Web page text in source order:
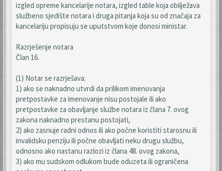
izgled opreme kancelarije notara, izgled table koja obilježava
službeno sjedište notara i druga pitanja koja su od značaja za
kancelariju propisuju se uputstvom koje donosi ministar.
Razrješenje notara
Član 16.
(1) Notar se razrješava:
1) ako se naknadno utvrdi da prilikom imenovanja
pretpostavke za imenovanje nisu postojale ili ako
pretpostavke za obavljanje službe notara iz člana 7. ovog
zakona naknadno prestanu postojati,
2) ako zasnuje radni odnos ili ako počne koristiti starosnu ili
invalidsku penziju ili počne obavljati neku drugu službu,
odnosno ako nastanu razlozi iz člana 48. ovog zakona,
3) ako mu sudskom odlukom bude oduzeta ili ograničena